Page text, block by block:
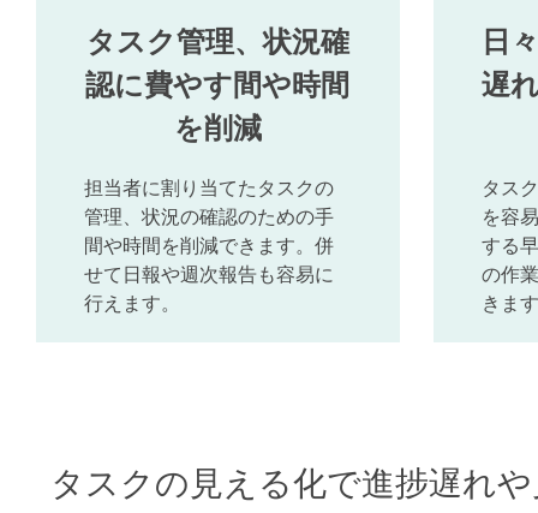
タスク管理、状況確
認に費やす間や時間
を削減
担当者に割り当てたタスクの
管理、状況の確認のための手
間や時間を削減できます。併
せて日報や週次報告も容易に
行えます。
日
遅
タス
を容
する
の作
きま
タスクの見える化で進捗遅れ